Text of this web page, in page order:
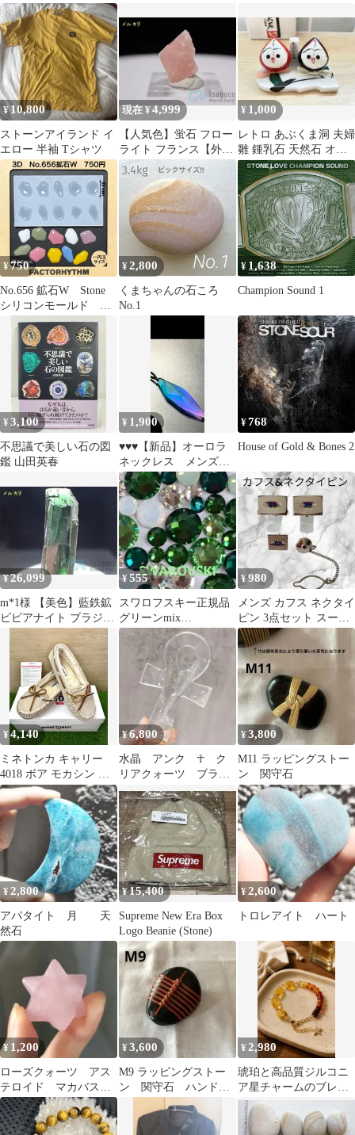
ト 天然石
¥10,800
ストーンアイランド イ
エロー 半袖 Tシャツ
現在 ¥4,999
【人気色】蛍石 フロー
ライト フランス【外国
産鉱物】
¥ 1,000
レトロ あぶくま洞 夫婦
雛 鍾乳石 天然石 オブ
ジェ ペア 高級 美石 民
芸品
¥750
No.656 鉱石W Stone
シリコンモールド
型 レジン
¥2,800
くまちゃんの石ころ
No.1
¥1,638
Champion Sound 1
¥3,100
不思議で美しい石の図
鑑 山田英春
¥ 1,900
♥️♥️♥️【新品】オーロラ
ネックレス メンズネ
ックレス チョーカー
¥768
House of Gold & Bones 2
¥26,099
m*1様 【美色】藍鉄鉱
ビビアナイト ブラジル
【外国産鉱物】
¥555
スワロフスキー正規品
グリーンmix
ss5/7/9/12/16 100粒
¥980
メンズ カフス ネクタイ
ピン 3点セット スーツ
ラインストーン 箱あ
り
¥4,140
ミネトンカ キャリー
4018 ボア モカシン ス
トーン 24cm
¥6,800
水晶 アンク ☥ ク
リアクォーツ ブラジ
ル産
¥3,800
M11 ラッピングストー
ン 関守石
¥2,800
アパタイト 月 天
然石
¥15,400
Supreme New Era Box
Logo Beanie (Stone)
¥2,600
トロレアイト ハート
¥ 1,200
ローズクォーツ アス
テロイド マカバスタ
ー
¥3,600
M9 ラッピングストー
ン 関守石 ハンドメ
¥ 2,980
琥珀と高品質ジルコニ
ア星チャームのブレス
レット